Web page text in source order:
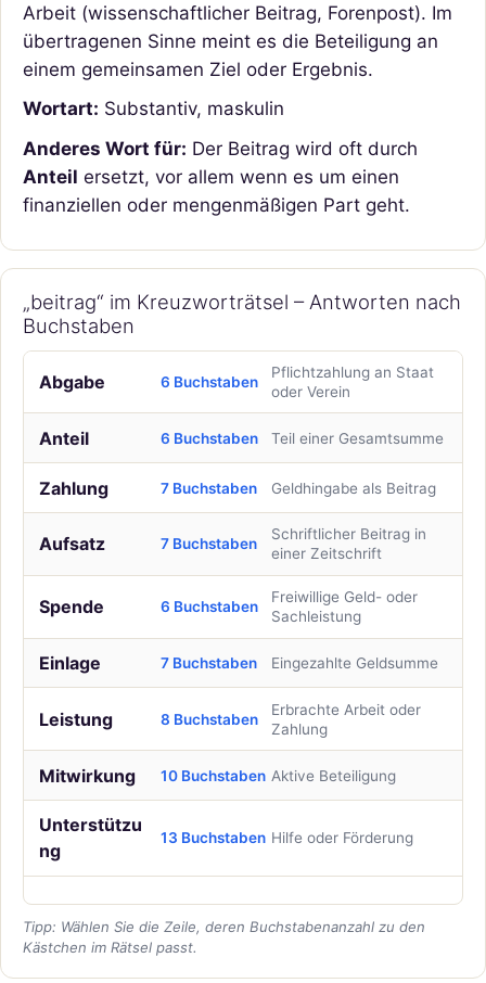
Arbeit (wissenschaftlicher Beitrag, Forenpost). Im
übertragenen Sinne meint es die Beteiligung an
einem gemeinsamen Ziel oder Ergebnis.
Wortart: Substantiv, maskulin
Anderes Wort für: Der Beitrag wird oft durch
Anteil ersetzt, vor allem wenn es um einen
finanziellen oder mengenmäßigen Part geht.
„beitrag“ im Kreuzworträtsel – Antworten nach
Buchstaben
Abgabe 6 Buchstaben
Pflichtzahlung an Staat
oder Verein
Anteil 6 Buchstaben Teil einer Gesamtsumme
Zahlung 7 Buchstaben Geldhingabe als Beitrag
Aufsatz 7 Buchstaben
Schriftlicher Beitrag in
einer Zeitschrift
Spende 6 Buchstaben
Freiwillige Geld- oder
Sachleistung
Einlage 7 Buchstaben Eingezahlte Geldsumme
Leistung 8 Buchstaben
Erbrachte Arbeit oder
Zahlung
Mitwirkung 10 Buchstaben Aktive Beteiligung
Unterstützu
ng
13 Buchstaben Hilfe oder Förderung
Tipp: Wählen Sie die Zeile, deren Buchstabenanzahl zu den
Kästchen im Rätsel passt.